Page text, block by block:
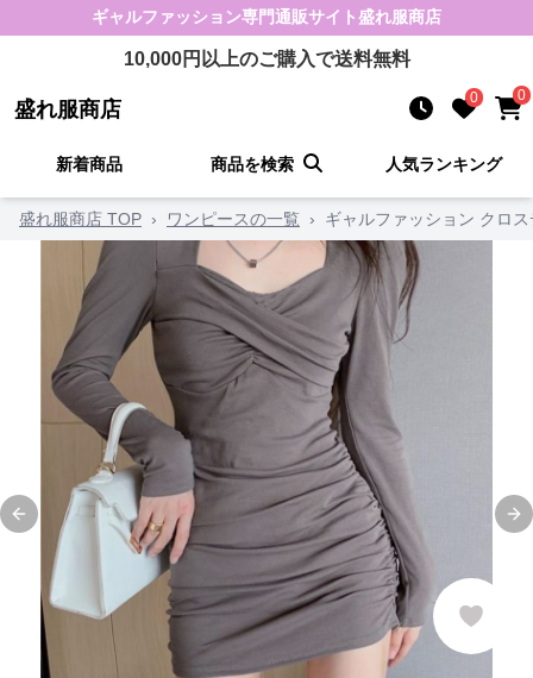
ギャルファッション専門通販サイト盛れ服商店
10,000円以上のご購入で送料無料
盛れ服商店 0 0
新着商品 商品を検索 人気ランキング
盛れ服商店 TOP › ワンピースの一覧 › ギャルファッション クロ
Previous slide